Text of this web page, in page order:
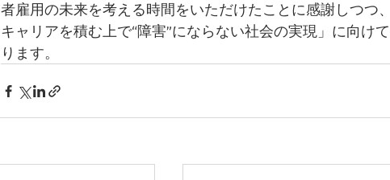
者雇用の未来を考える時間をいただけたことに感謝しつつ
キャリアを積む上で“障害”にならない社会の実現」に向け
ります。